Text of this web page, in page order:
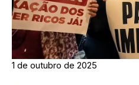
1 de outubro de 2025